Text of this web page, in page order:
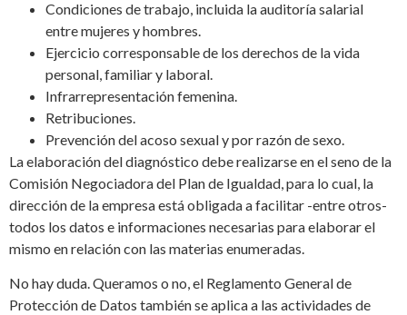
Condiciones de trabajo, incluida la auditoría salarial
entre mujeres y hombres.
Ejercicio corresponsable de los derechos de la vida
personal, familiar y laboral.
Infrarrepresentación femenina.
Retribuciones.
Prevención del acoso sexual y por razón de sexo.
La elaboración del diagnóstico debe realizarse en el seno de la
Comisión Negociadora del Plan de Igualdad, para lo cual, la
dirección de la empresa está obligada a facilitar -entre otros-
todos los datos e informaciones necesarias para elaborar el
mismo en relación con las materias enumeradas.
No hay duda. Queramos o no, el Reglamento General de
Protección de Datos también se aplica a las actividades de